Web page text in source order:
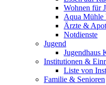
Wohnen für
Aqua Mühle
Ärzte &
Notdienste
Jugend
Jugendhaus
Institutionen &
Liste von
Familie & Senioren